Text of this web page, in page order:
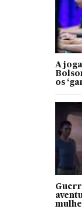
A
os